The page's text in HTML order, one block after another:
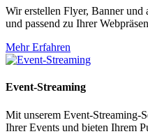
Wir erstellen Flyer, Banner und
und passend zu Ihrer
Mehr Erfahren
Event-Streaming
Mit unserem Event-Streaming-
Ihrer Events und bieten Ihrem